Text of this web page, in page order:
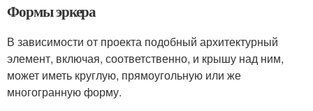
Формы эркера
В зависимости от проекта подобный архитектурный
элемент, включая, соответственно, и крышу над ним,
может иметь круглую, прямоугольную или же
многогранную форму.